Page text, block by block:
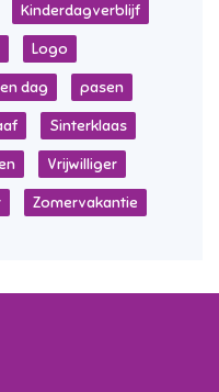
Kinderdagverblijf
Logo
dag pasen
Sinterklaas
Vrijwilliger
Zomervakantie